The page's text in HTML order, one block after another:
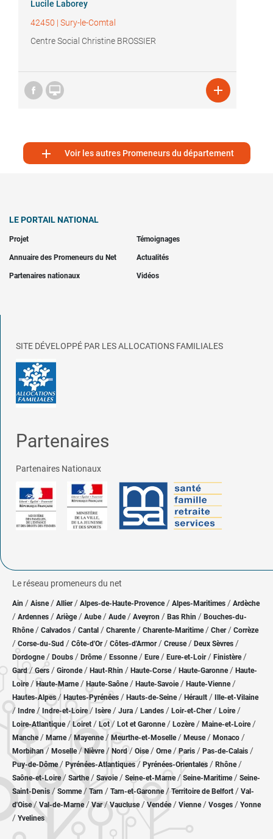
Lucile Laborey
42450 | Sury-le-Comtal
Centre Social Christine BROSSIER
 
 Voir les autres Promeneurs du département
LE PORTAIL NATIONAL
Projet Témoignages
Annuaire des Promeneurs du Net Actualités
Partenaires nationaux Vidéos
SITE DÉVELOPPÉ PAR LES ALLOCATIONS FAMILIALES
Partenaires
Partenaires Nationaux
Le réseau promeneurs du net
Ain / Aisne/ Allier/ Alpes-de-Haute-Provence / Alpes-Maritimes / Ardèche
/ Ardennes / Ariège/ Aube/ Aude / Aveyron / Bas Rhin / Bouches-du-
Rhône/ Calvados / Cantal / Charente / Charente-Maritime/ Cher / Corrèze
/ Corse-du-Sud / Côte-d'Or / Côtes-d'Armor/ Creuse/ Deux Sèvres /
Dordogne/ Doubs / Drôme/ Essonne / Eure/ Eure-et-Loir / Finistère/
Gard/Gers / Gironde/ Haut-Rhin / Haute-Corse/ Haute-Garonne/ Haute-
Loire/Haute-Marne/ Haute-Saône/ Haute-Savoie/ Haute-Vienne/
Hautes-Alpes/ Hautes-Pyrénées / Hauts-de-Seine/ Hérault / Ille-et-Vilaine
/ Indre/ Indre-et-Loire/ Isère/ Jura / Landes / Loir-et-Cher/ Loire/
Loire-Atlantique/ Loiret / Lot/ Lot et Garonne/ Lozère / Maine-et-Loire/
Manche/ Marne/ Mayenne/ Meurthe-et-Moselle/ Meuse/ Monaco /
Morbihan/ Moselle/ Nièvre / Nord/ Oise / Orne/Paris / Pas-de-Calais /
Puy-de-Dôme/ Pyrénées-Atlantiques / Pyrénées-Orientales / Rhône/
Saône-et-Loire/ Sarthe/ Savoie/ Seine-et-Marne/ Seine-Maritime/ Seine-
Saint-Denis /Somme/ Tarn / Tarn-et-Garonne/Territoire de Belfort / Val-
d'Oise/ Val-de-Marne/Var/Vaucluse/ Vendée/ Vienne/ Vosges / Yonne
/ Yvelines